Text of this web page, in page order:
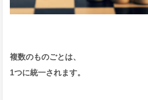
複数のものごとは、
1つに統一されます。